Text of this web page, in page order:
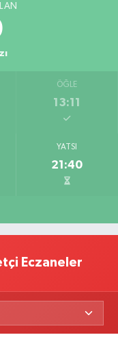
ÖĞLE
13:11
YATSI
21:40
Eczaneler